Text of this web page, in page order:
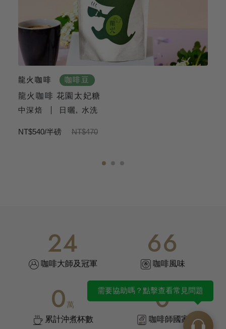
龍火咖啡 咖啡豆
龍火咖啡 花園太妃糖
中深焙 日曬, 水洗
NT$540/半磅 NT$470
24
咖啡大師及冠軍
77
咖啡風味
0萬
累計沖煮杯數
0
咖啡師國家
需要協助嗎？點擊查看常見問題